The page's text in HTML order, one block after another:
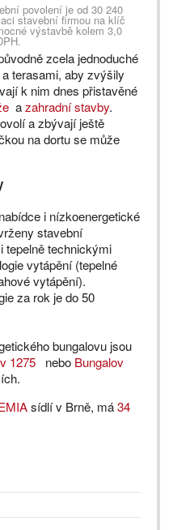
povolení je od 30 240
stavební firmou na klíč
výstavbě kolem 3,0
zcela jednoduché
terasami, aby zvýšily
k nim dnes přistavěné
azahradní stavby.
a zbývají ještě
na dortu se může
i nízkoenergetické
stavební
tepelně technickými
vytápění (tepelné
vytápění).
za rok je do 50
bungalovu jsou
1275 nebo Bungalov
sídlí v Brně, má34